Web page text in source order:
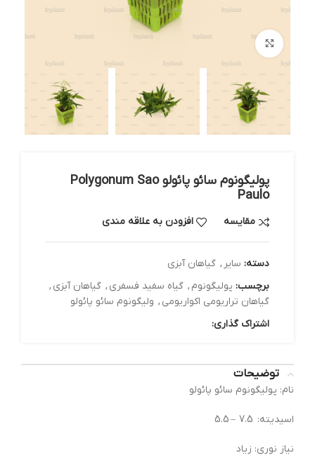
بزرگنمایی تصویر
پولیگونوم سائو پائولو Polygonum Sao
Paulo
مقایسه افزودن به علاقه مندی
دسته: سایر , گیاهان آبزی
برچسب: پولیگونوم , گیاه سفید فسفری , گیاهان آبزی ,
گیاهان تراریومی اکواریومی , ولیگونوم سائو پائولو
اشتراک گذاری:
توضیحات
نام: پولیگونوم سائو پائولو
اسیدیته: 7.5 – 5.5
نیاز نوری: زیاد